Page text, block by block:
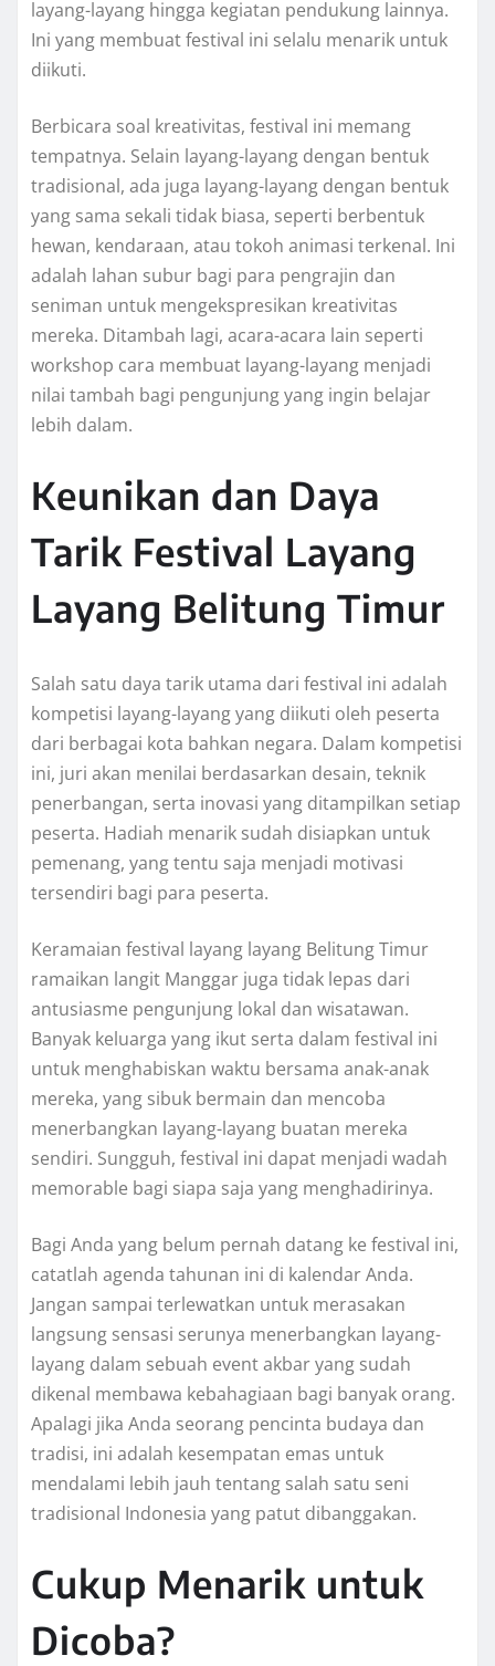
layang-layang hingga kegiatan pendukung lainnya.
Ini yang membuat festival ini selalu menarik untuk
diikuti.
Berbicara soal kreativitas, festival ini memang
tempatnya. Selain layang-layang dengan bentuk
tradisional, ada juga layang-layang dengan bentuk
yang sama sekali tidak biasa, seperti berbentuk
hewan, kendaraan, atau tokoh animasi terkenal. Ini
adalah lahan subur bagi para pengrajin dan
seniman untuk mengekspresikan kreativitas
mereka. Ditambah lagi, acara-acara lain seperti
workshop cara membuat layang-layang menjadi
nilai tambah bagi pengunjung yang ingin belajar
lebih dalam.
Keunikan dan Daya
Tarik Festival Layang
Layang Belitung Timur
Salah satu daya tarik utama dari festival ini adalah
kompetisi layang-layang yang diikuti oleh peserta
dari berbagai kota bahkan negara. Dalam kompetisi
ini, juri akan menilai berdasarkan desain, teknik
penerbangan, serta inovasi yang ditampilkan setiap
peserta. Hadiah menarik sudah disiapkan untuk
pemenang, yang tentu saja menjadi motivasi
tersendiri bagi para peserta.
Keramaian festival layang layang Belitung Timur
ramaikan langit Manggar juga tidak lepas dari
antusiasme pengunjung lokal dan wisatawan.
Banyak keluarga yang ikut serta dalam festival ini
untuk menghabiskan waktu bersama anak-anak
mereka, yang sibuk bermain dan mencoba
menerbangkan layang-layang buatan mereka
sendiri. Sungguh, festival ini dapat menjadi wadah
memorable bagi siapa saja yang menghadirinya.
Bagi Anda yang belum pernah datang ke festival ini,
catatlah agenda tahunan ini di kalendar Anda.
Jangan sampai terlewatkan untuk merasakan
langsung sensasi serunya menerbangkan layang-
layang dalam sebuah event akbar yang sudah
dikenal membawa kebahagiaan bagi banyak orang.
Apalagi jika Anda seorang pencinta budaya dan
tradisi, ini adalah kesempatan emas untuk
mendalami lebih jauh tentang salah satu seni
tradisional Indonesia yang patut dibanggakan.
Cukup Menarik untuk
Dicoba?